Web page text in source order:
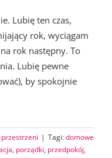
Lubię ten czas,
rok, wyciągam
rok następny. To
Lubię pewne
by spokojnie
| Tagi:domowe
, porządki, przedpokój,